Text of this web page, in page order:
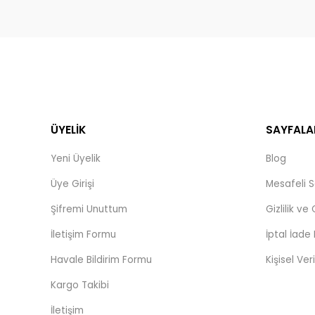
ÜYELİK
Yeni Üyelik
Üye Girişi
Şifremi Unuttum
İletişim Formu
Havale Bildirim Formu
Kargo Takibi
İletişim
Blog
Mesafeli
Gizlilik ve
İptal İade
Kişisel